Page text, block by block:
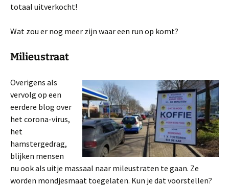
totaal uitverkocht!
Wat zou er nog meer zijn waar een run op komt?
Milieustraat
Overigens als
vervolg op een
eerdere blog over
het corona-virus,
het
hamstergedrag,
blijken mensen
nu ook als uitje massaal naar mileustraten te gaan. Ze
worden mondjesmaat toegelaten. Kun je dat voorstellen?